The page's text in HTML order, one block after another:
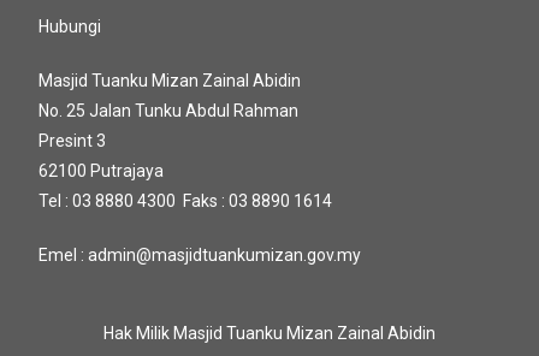
Hubungi
Masjid Tuanku Mizan Zainal Abidin
No. 25 Jalan Tunku Abdul Rahman
Presint 3
62100 Putrajaya
Tel : 03 8880 4300 Faks : 03 8890 1614
Emel : admin@masjidtuankumizan.gov.my
Hak Milik Masjid Tuanku Mizan Zainal Abidin